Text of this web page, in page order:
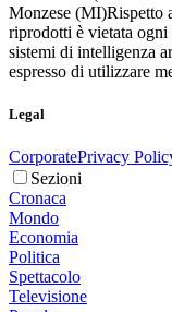
Monzese (MI)Rispetto
riprodotti è vietata ogni
sistemi di intelligenza
espresso di utilizzare
Legal
CorporatePrivacy
Sezioni
Cronaca
Mondo
Economia
Politica
Spettacolo
Televisione